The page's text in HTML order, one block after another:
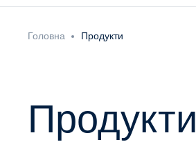
Головна Продукти
Продукти